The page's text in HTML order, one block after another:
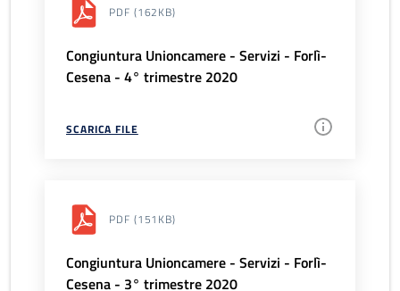
PDF (162KB)
Congiuntura Unioncamere - Servizi - Forlì-
Cesena - 4° trimestre 2020
SCARICA FILE
PDF (151KB)
Congiuntura Unioncamere - Servizi - Forlì-
Cesena - 3° trimestre 2020